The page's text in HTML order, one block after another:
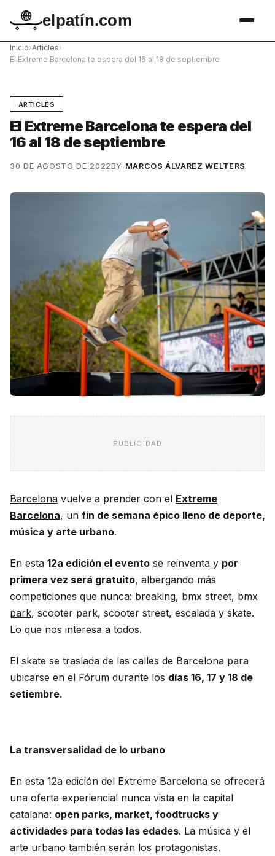
elpatín.com
Inicio›Articles›
El Extreme Barcelona te espera del 16 al 18 de septiembre
ARTICLES
El Extreme Barcelona te espera del
16 al 18 de septiembre
30 DE AGOSTO DE 2022BY MARCOS ÁLVAREZ WELTERS
PUBLICIDAD
Barcelona vuelve a prender con el Extreme
Barcelona, un fin de semana épico lleno de deporte,
música y arte urbano.
En esta 12a edición el evento se reinventa y por
primera vez será gratuito, albergando más
competiciones que nunca: breaking, bmx street, bmx
park, scooter park, scooter street, escalada y skate.
Lo que nos interesa a todos.
El skate se traslada de las calles de Barcelona para
ubicarse en el Fórum durante los días 16, 17 y 18 de
setiembre.
La transversalidad de lo urbano
En esta 12a edición del Extreme Barcelona se ofrecerá
una oferta experiencial nunca vista en la capital
catalana: open parks, market, foodtrucks y
actividades para todas las edades. La música y el
arte urbano también serán los protagonistas.